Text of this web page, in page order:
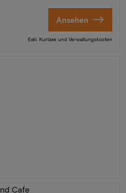
Ansehen
Exkl. Kurtaxe und Verwaltungskosten